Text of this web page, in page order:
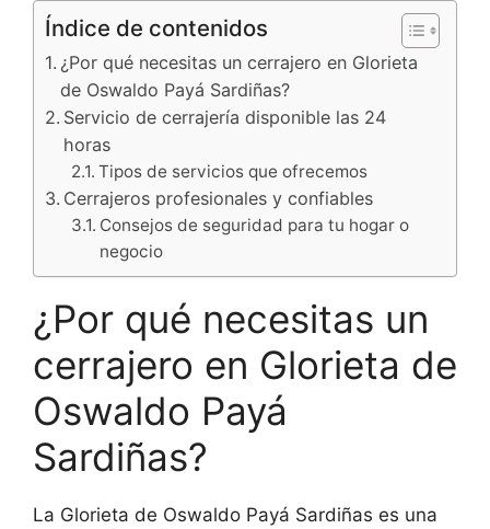
Índice de contenidos
¿Por qué necesitas un cerrajero en Glorieta
de Oswaldo Payá Sardiñas?
Servicio de cerrajería disponible las 24
horas
Tipos de servicios que ofrecemos
Cerrajeros profesionales y confiables
Consejos de seguridad para tu hogar o
negocio
¿Por qué necesitas un
cerrajero en Glorieta de
Oswaldo Payá
Sardiñas?
La Glorieta de Oswaldo Payá Sardiñas es una